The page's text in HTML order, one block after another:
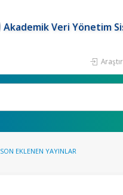
Akademik Veri Yönetim
SON EKLENEN YAYINLAR